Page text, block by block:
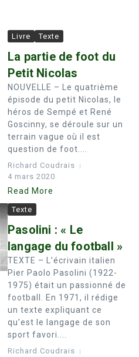
Livre Texte
La partie de foot du
Petit Nicolas
NOUVELLE – Le quatrième
épisode du petit Nicolas, le
héros de Sempé et René
Goscinny, se déroule sur un
terrain vague où il est
question de foot....
Richard Coudrais
4 mars 2020
Read More
Texte
Pasolini : « Le
langage du football »
TEXTE – L’écrivain italien
Pier Paolo Pasolini (1922-
1975) était un passionné de
football. En 1971, il rédige
un texte expliquant ce
qu’est le langage de son
sport favori....
Richard Coudrais